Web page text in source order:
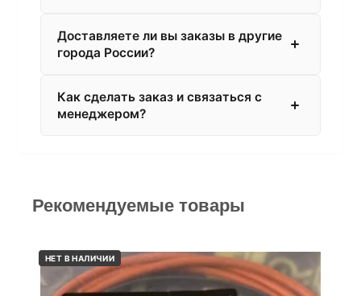
Доставляете ли вы заказы в другие
города России?
Как сделать заказ и связаться с
менеджером?
Рекомендуемые товары
НЕТ В НАЛИЧИИ